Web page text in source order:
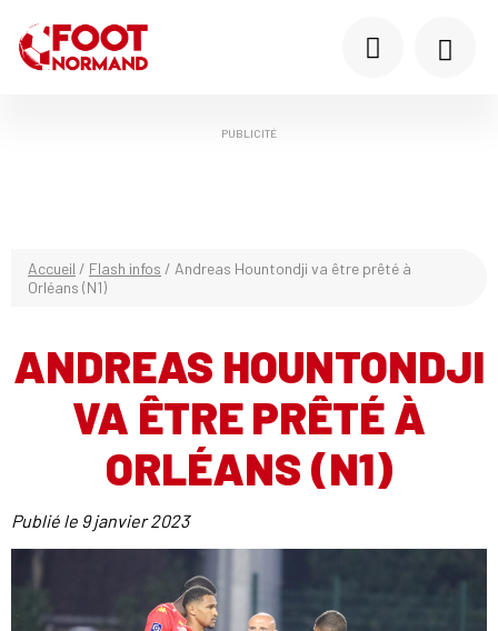
PUBLICITÉ
Accueil / Flash infos / Andreas Hountondji va être prêté à
Orléans (N1)
ANDREAS HOUNTONDJI
VA ÊTRE PRÊTÉ À
ORLÉANS (N1)
Publié le 9 janvier 2023